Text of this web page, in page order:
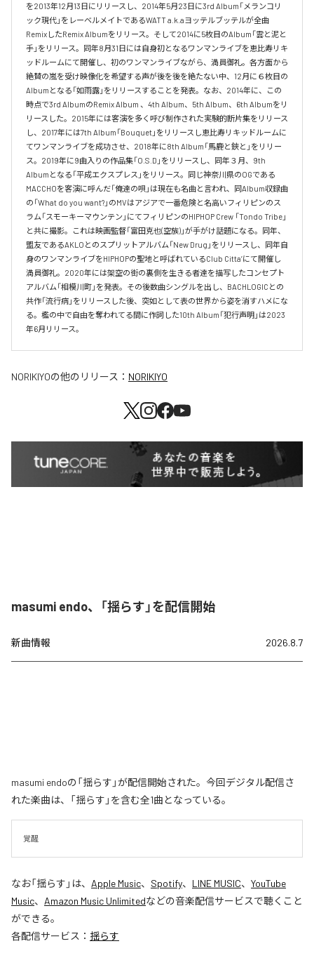
を2013年12月13日にリリースし、2014年5月23日に3rd Album「メランコリ
ック現代」をレーベルメイトであるWATT a.k.aヨッテルブッテルが全曲
RemixしたRemix Albumをリリース。そして2014に5枚目のAlbum「雲と泥と
手」をリリース。同年8月31日には自身初となるワンマンライブを恵比寿リキ
ッドルームにて開催し、初のワンマンライブながら、満員御礼。各方面から
絶賛の嵐を受け映像化を希望する声が後を後を絶たない中、12月に６枚目の
Albumとなる「如雨露」をリリースすることを発表。なお、2014年に、この
時点で3rd AlbumのRemix Album 、4th Album、5th Album、6th Albumをリ
リースした。2015年には客演を多く呼び制作された実験的断片集をリリース
し、2017年には7th Album「Bouquet」をリリースし恵比寿リキッドルームに
てワンマンライブを成功させ、2018年に8th Album「馬鹿と鋏と」をリリー
ス。2019年に9曲入りの作品集「O.S.D」をリリースし、同年３月、9th
Albumとなる「平成エクスプレス」をリリース。同じ神奈川県のOGである
MACCHOを客演に呼んだ「俺達の唄」は現在も名曲と言われ、同Album収録曲
の「What do you want?」のMVはアジアで一番危険と名高いフィリピンのス
ラム「スモーキーマウンテン」にてフィリピンのHIPHOP Crew 「Tondo Tribe」
と共に撮影。これは映画監督「富田克也(空族)」が手がけ話題になる。同年、
盟友であるAKLOとのスプリットアルバム「New Drug」をリリースし、同年自
身のワンマンライブをHIPHOPの聖地と呼ばれているClub Citta’にて開催し
満員御礼。2020年には架空の街の裏側を生きる者達を描写したコンセプト
アルバム「相模川町」を発表。その後数曲シングルを出し、BACHLOGICとの
共作「流行病」をリリースした後、突如として表の世界から姿を消すハメにな
る。檻の中で自由を奪われてる間に作詞した10th Album「犯行声明」は2023
年6月リリース。
NORIKIYOの他のリリース： NORIKIYO
masumi endo、「揺らす」を配信開始
新曲情報 2026.8.7
masumi endoの「揺らす」が配信開始された。今回デジタル配信さ
れた楽曲は、「揺らす」を含む全1曲となっている。
覚醒
なお「揺らす 」は、 Apple Music、 Spotify、 LINE MUSIC、 YouTube
Music、 Amazon Music Unlimitedなどの音楽配信サービスで聴くこと
ができる。
各配信サービス： 揺らす